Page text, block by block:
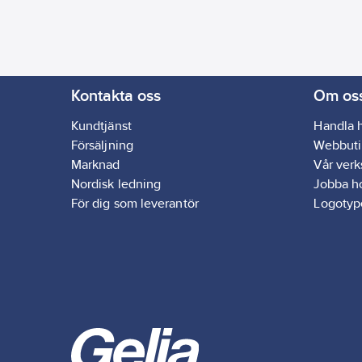
Kontakta oss
Kundtjänst
Försäljning
Marknad
Nordisk ledning
För dig som leverantör
Om
Handla
Vår
Jobba